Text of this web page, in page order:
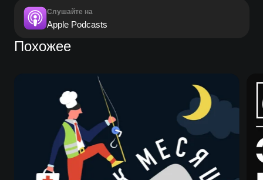
Слушайте на
Apple Podcasts
Похожее